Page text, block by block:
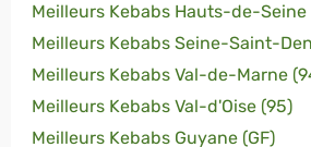
Meilleurs Kebabs Hauts-de-Seine
Meilleurs Kebabs Seine-Saint-
Meilleurs Kebabs Val-de-Marne
Meilleurs Kebabs Val-d'Oise (95)
Meilleurs Kebabs Guyane (GF)